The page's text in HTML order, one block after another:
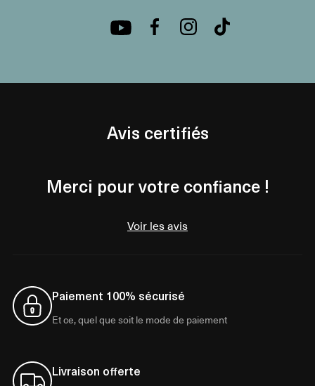
Avis certifiés
Merci pour votre confiance !
Voir les avis
Paiement 100% sécurisé
Et ce, quel que soit le mode de paiement
Livraison offerte